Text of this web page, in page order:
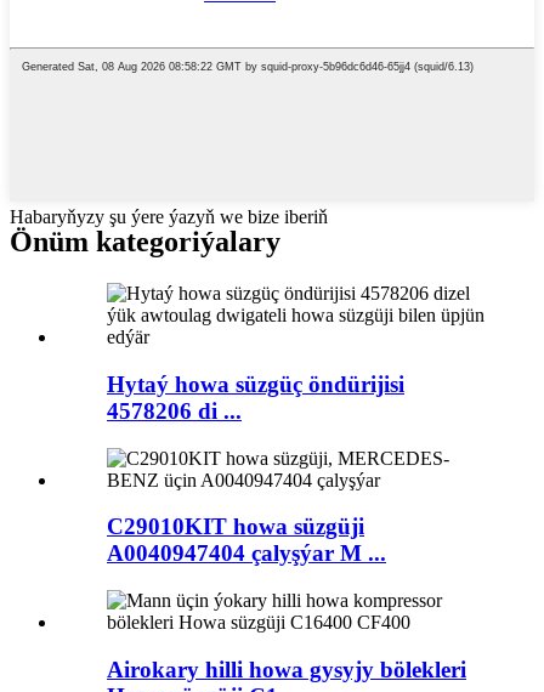
Habaryňyzy şu ýere ýazyň we bize iberiň
Önüm kategoriýalary
Hytaý howa süzgüç öndürijisi
4578206 di ...
C29010KIT howa süzgüji
A0040947404 çalyşýar M ...
Airokary hilli howa gysyjy bölekleri